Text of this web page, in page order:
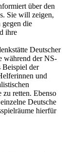
über den
Sie will zeigen,
die
ihre
Deutscher
während der NS-
Beispiel der
und
retten. Ebenso
Deutsche
hierfür